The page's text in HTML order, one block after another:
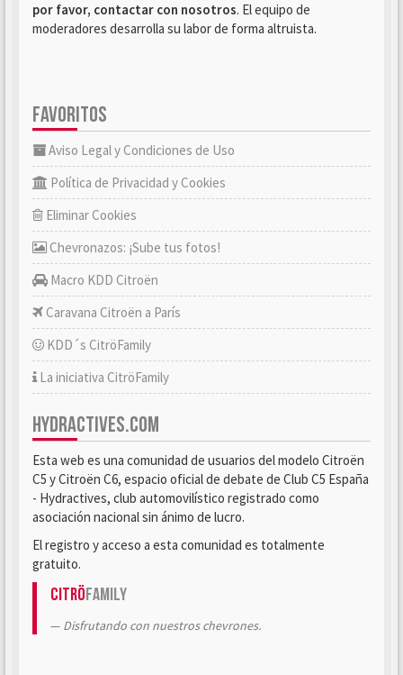
por favor, contactar con nosotros. El equipo de
moderadores desarrolla su labor de forma altruista.
FAVORITOS
Aviso Legal y Condiciones de Uso
Política de Privacidad y Cookies
Eliminar Cookies
Chevronazos: ¡Sube tus fotos!
Macro KDD Citroën
Caravana Citroën a París
KDD´s CitröFamily
La iniciativa CitröFamily
HYDRACTIVES.COM
Esta web es una comunidad de usuarios del modelo Citroën
C5 y Citroën C6, espacio oficial de debate de Club C5 España
- Hydractives, club automovilístico registrado como
asociación nacional sin ánimo de lucro.
El registro y acceso a esta comunidad es totalmente
gratuito.
CitröFamily
Disfrutando con nuestros chevrones.